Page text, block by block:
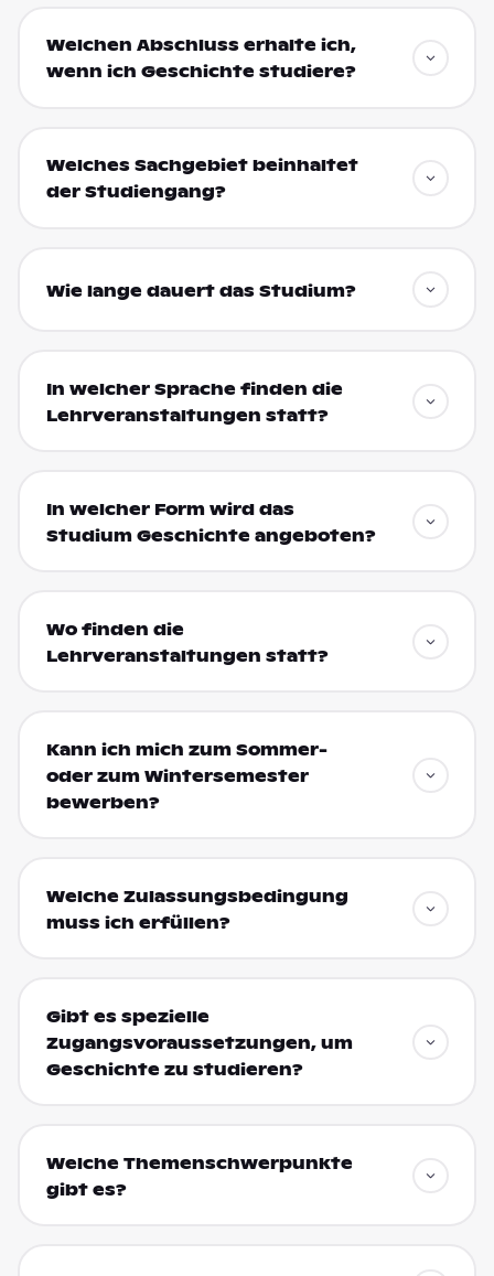
Welchen Abschluss erhalte ich,
wenn ich Geschichte studiere?
Welches Sachgebiet beinhaltet
der Studiengang?
Wie lange dauert das Studium?
In welcher Sprache finden die
Lehrveranstaltungen statt?
In welcher Form wird das
Studium Geschichte angeboten?
Wo finden die
Lehrveranstaltungen statt?
Kann ich mich zum Sommer-
oder zum Wintersemester
bewerben?
Welche Zulassungsbedingung
muss ich erfüllen?
Gibt es spezielle
Zugangsvoraussetzungen, um
Geschichte zu studieren?
Welche Themenschwerpunkte
gibt es?